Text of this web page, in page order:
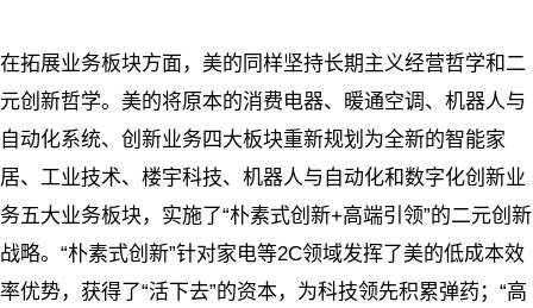
在拓展业务板块方面，美的同样坚持长期主义经营哲学和二
元创新哲学。美的将原本的消费电器、暖通空调、机器人与
自动化系统、创新业务四大板块重新规划为全新的智能家
居、工业技术、楼宇科技、机器人与自动化和数字化创新业
务五大业务板块，实施了“朴素式创新+高端引领”的二元创新
战略。“朴素式创新”针对家电等2C领域发挥了美的低成本效
率优势，获得了“活下去”的资本，为科技领先积累弹药；“高